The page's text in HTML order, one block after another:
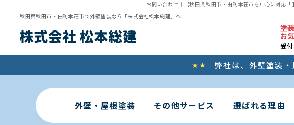
お問い合わせ ｜【秋田県秋田市・由利本荘市を中心に対応
秋田県秋田市・由利本荘市で外壁塗装なら「株式会社松本総建」へ
塗
お
受
弊社は、 外壁塗装
外壁・屋根塗装 その他サービス 選ばれる理由